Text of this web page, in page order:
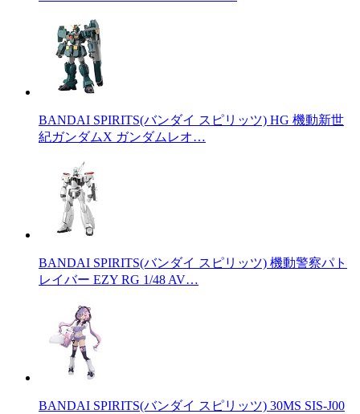
BANDAI SPIRITS(バンダイ スピリッツ) HG 機動新世
紀ガンダムX ガンダムレオ…
BANDAI SPIRITS(バンダイ スピリッツ) 機動警察パト
レイバー EZY RG 1/48 AV…
BANDAI SPIRITS(バンダイ スピリッツ) 30MS SIS-J00